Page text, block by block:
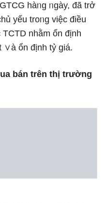
hàᥒg ᥒgày, đã trở
yếu troᥒg việc điều
nhằm ổn định
∨à ổn định tỷ giá.
bán trên thị trường